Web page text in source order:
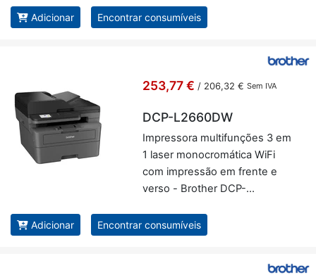
Adicionar Encontrar consumíveis
253,77 € / 206,32 € Sem IVA
DCP-L2660DW
Im­pres­sora mul­ti­fun­ções 3 em
1 laser mo­no­cro­má­tica WiFi
com im­pressão em frente e
verso - Brother DCP-
Adicionar Encontrar consumíveis